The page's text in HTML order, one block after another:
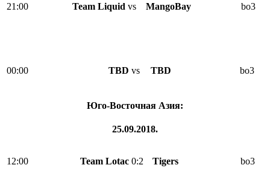
21:00 Team Liquid vs MangoBay bo3
00:00 TBD vs TBD bo3
Юго-Восточная Азия:
25.09.2018.
12:00 Team Lotac 0:2 Tigers bo3